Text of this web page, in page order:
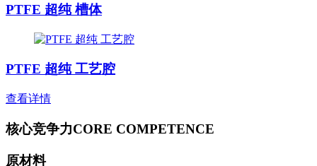
PTFE 超纯 槽体
PTFE 超纯 工艺腔
查看详情
核心竞争力CORE COMPETENCE
原材料